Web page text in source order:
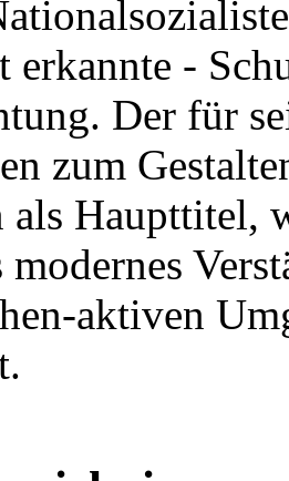
erkannte -
Der für
zum
Haupttitel,
aktiven